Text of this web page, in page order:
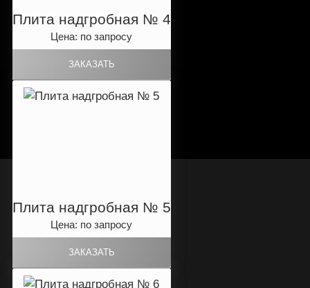
Плита надгробная № 4
Цена: по запросу
Плита надгробная № 5
Цена: по запросу